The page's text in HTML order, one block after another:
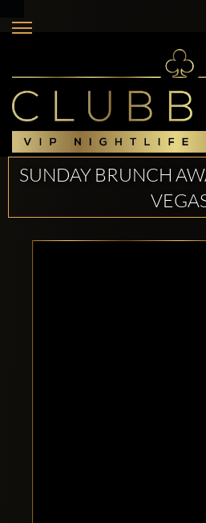
SUNDAY BRUNCH